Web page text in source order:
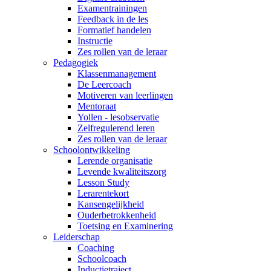
Examentrainingen
Feedback in de les
Formatief handelen
Instructie
Zes rollen van de leraar
Pedagogiek
Klassenmanagement
De Leercoach
Motiveren van leerlingen
Mentoraat
Yollen - lesobservatie
Zelfregulerend leren
Zes rollen van de leraar
Schoolontwikkeling
Lerende organisatie
Levende kwaliteitszorg
Lesson Study
Lerarentekort
Kansengelijkheid
Ouderbetrokkenheid
Toetsing en Examinering
Leiderschap
Coaching
Schoolcoach